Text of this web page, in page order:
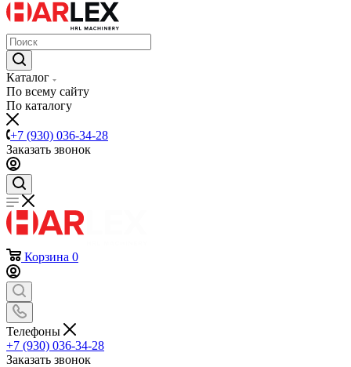
Каталог
По всему сайту
По каталогу
+7 (930) 036-34-28
Заказать звонок
Корзина 0
Телефоны
+7 (930) 036-34-28
Заказать звонок